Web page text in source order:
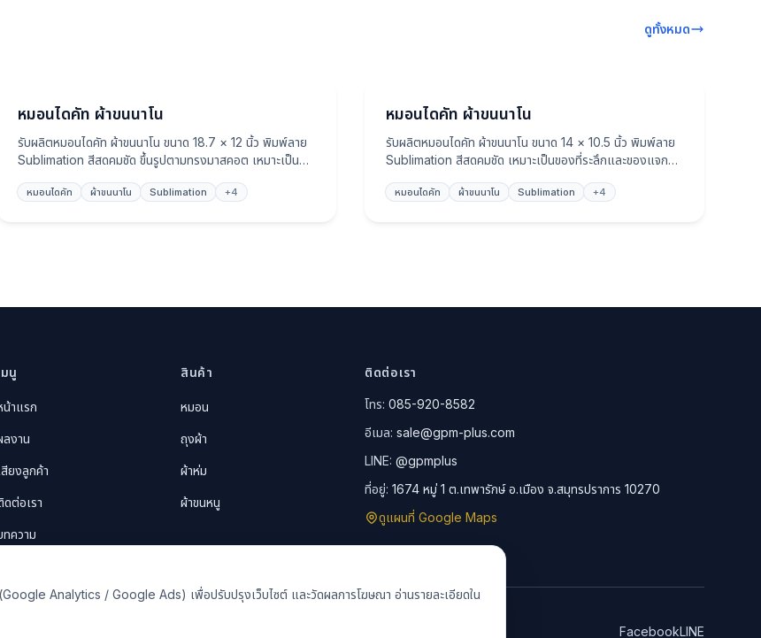
(Google Analytics / Google Ads) เพื่อปรับปรุงเว็บไซต์ และวัดผลการโฆษณา อ่านรายละเอียดใน
ดูทั้งหมด
หมอนไดคัท ผ้าขนนาโน
รับผลิตหมอนไดคัท ผ้าขนนาโน ขนาด 18.7 × 12 นิ้ว พิมพ์ลาย
Sublimation สีสดคมชัด ขึ้นรูปตามทรงมาสคอต เหมาะเป็น
หมอนไดคัท ผ้าขนนาโน Sublimation +4
หมอนไดคัท ผ้าขนนาโน
รับผลิตหมอนไดคัท ผ้าขนนาโน ขนาด 14 × 10.5 นิ้ว พิมพ์ลาย
Sublimation สีสดคมชัด เหมาะเป็นของที่ระลึกและของแจก
หมอนไดคัท ผ้าขนนาโน Sublimation +4
มนู
น้าแรก
ลงาน
สียงลูกค้า
ดต่อเรา
ทความ
สินค้า
หมอน
ถุงผ้า
ผ้าห่ม
ผ้าขนหนู
ติดต่อเรา
โทร: 085-920-8582
อีเมล: sale@gpm-plus.com
LINE: @gpmplus
ที่อยู่: 1674 หมู่ 1 ต.เทพารักษ์ อ.เมือง จ.สมุทรปราการ 10270
ดูแผนที่ Google Maps
FacebookLINE